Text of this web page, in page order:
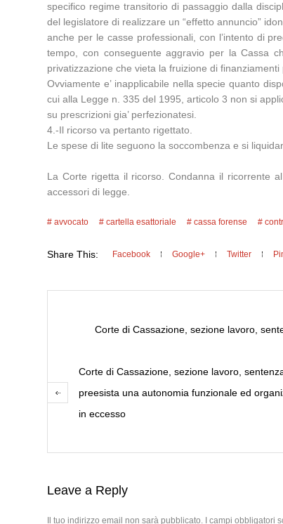
specifico regime transitorio di passaggio dalla
del legislatore di realizzare un “effetto annuncio”
anche per le casse professionali, con l’intento di
tempo, con conseguente aggravio per la Cassa
privatizzazione che vieta la fruizione di
Ovviamente e’ inapplicabile nella specie quanto
cui alla Legge n. 335 del 1995, articolo 3 non si
su prescrizioni gia’ perfezionatesi.
4.-Il ricorso va pertanto rigettato.
Le spese di lite seguono la soccombenza e si
La Corte rigetta il ricorso. Condanna il ricorrente
accessori di legge.
avvocato cartella esattoriale cassa forense
Share This: Facebook Google+ Twitter
Corte di Cassazione, sezione lavoro,
Corte di Cassazione, sezione lavoro,
preesista una autonomia funzionale ed
in eccesso
Leave a Reply
Il tuo indirizzo email non sarà pubblicato. I campi obbligatori